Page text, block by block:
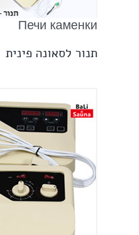
Печи каменки
תנור לסאונה פינית